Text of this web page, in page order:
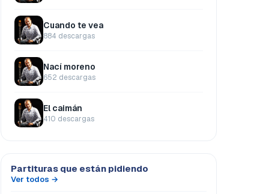
Cuando te vea
884 descargas
Nací moreno
652 descargas
El caimán
410 descargas
Partituras que están pidiendo
Ver todos →